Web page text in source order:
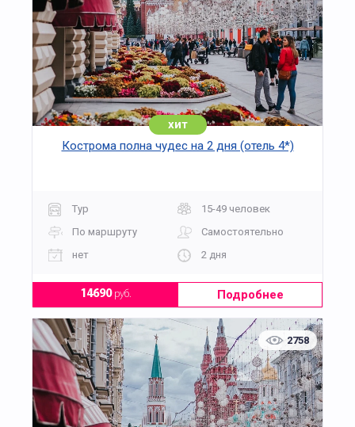
хит
Кострома полна чудес на 2 дня (отель 4*)
Тур
15-49 человек
По маршруту
Самостоятельно
нет
2 дня
14690руб. Подробнее
2758